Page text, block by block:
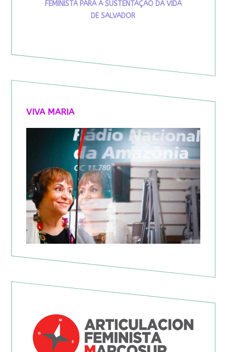
FEMINISTA PARA A SUSTENTAÇÃO DA VIDA
DE SALVADOR
VIVA MARIA